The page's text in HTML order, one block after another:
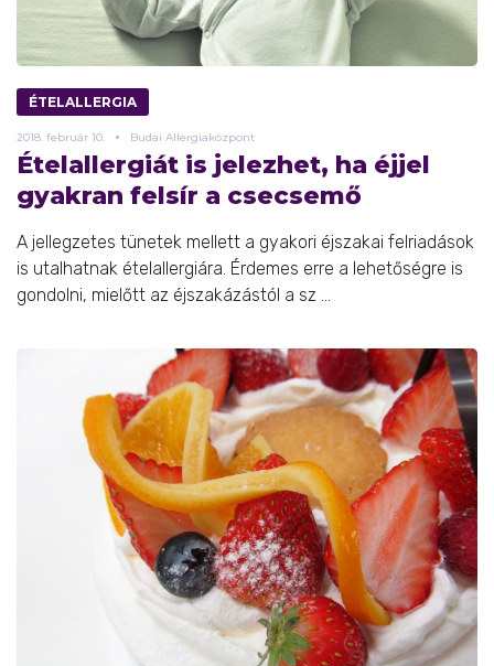
ÉTELALLERGIA
2018. február 10. Budai Allergiaközpont
Ételallergiát is jelezhet, ha éjjel
gyakran felsír a csecsemő
A jellegzetes tünetek mellett a gyakori éjszakai felriadások
is utalhatnak ételallergiára. Érdemes erre a lehetőségre is
gondolni, mielőtt az éjszakázástól a sz ...